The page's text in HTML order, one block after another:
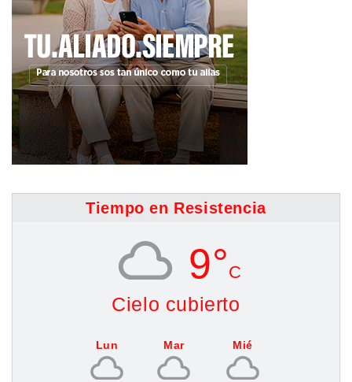
Tiempo en Resistencia
9°C
Cielo cubierto
Lun Mar Mié